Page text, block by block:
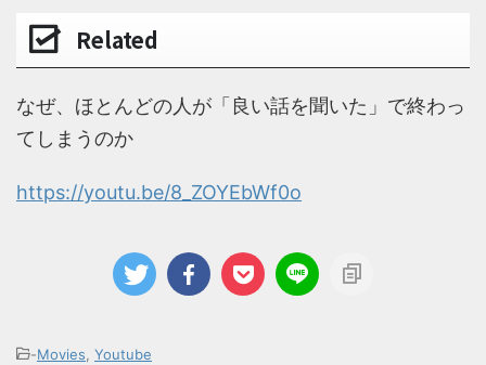
Related
なぜ、ほとんどの人が「良い話を聞いた」で終わっ
てしまうのか
https://youtu.be/8_ZOYEbWf0o
-Movies Youtube